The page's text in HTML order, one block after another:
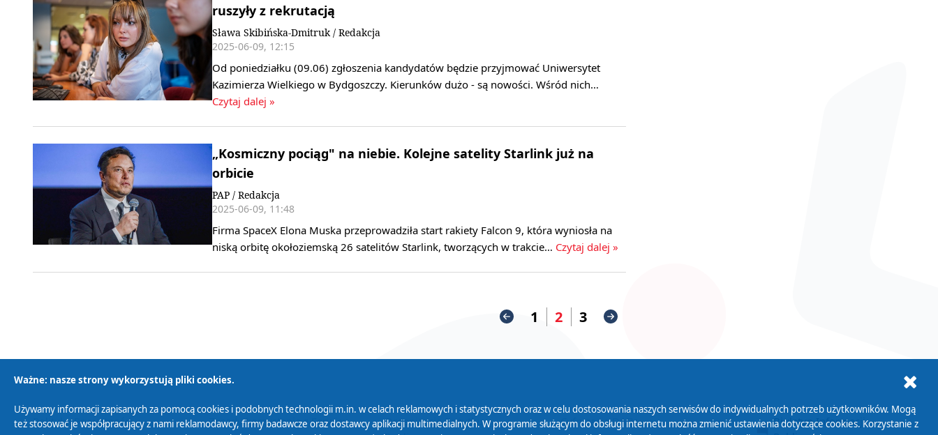
ruszyły z rekrutacją
Sława Skibińska-Dmitruk / Redakcja
2025-06-09, 12:15
Od poniedziałku (09.06) zgłoszenia kandydatów będzie przyjmować Uniwersytet
Kazimierza Wielkiego w Bydgoszczy. Kierunków dużo - są nowości. Wśród nich…
Czytaj dalej »
„Kosmiczny pociąg" na niebie. Kolejne satelity Starlink już na
orbicie
PAP / Redakcja
2025-06-09, 11:48
Firma SpaceX Elona Muska przeprowadziła start rakiety Falcon 9, która wyniosła na
niską orbitę okołoziemską 26 satelitów Starlink, tworzących w trakcie… Czytaj dalej »
1 2 3
Polityka Prywatności Zasady korzystania z Serwisu
Organizacje Pożytku
Cyfryzacja DAB+
Biuletyn Informacji
Ważne: nasze strony wykorzystują pliki cookies.
Używamy informacji zapisanych za pomocą cookies i podobnych technologii m.in. w celach reklamowych i statystycznych oraz w celu dostosowania naszych serwisów do indywidualnych potrzeb użytkowników. Mogą
też stosować je współpracujący z nami reklamodawcy, firmy badawcze oraz dostawcy aplikacji multimedialnych. W programie służącym do obsługi internetu można zmienić ustawienia dotyczące cookies. Korzystanie z